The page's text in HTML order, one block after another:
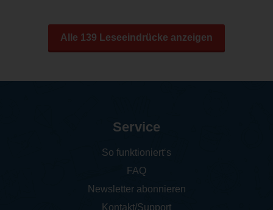
Alle 139 Leseeindrücke anzeigen
Service
So funktioniert‘s
FAQ
Newsletter abonnieren
Kontakt/Support